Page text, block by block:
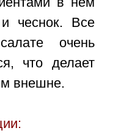
чеснок. Все
очень
что делает
внешне.